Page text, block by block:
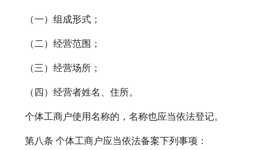
（一）组成形式；
（二）经营范围；
（三）经营场所；
（四）经营者姓名、住所。
个体工商户使用名称的，名称也应当依法登记。
第八条 个体工商户应当依法备案下列事项：